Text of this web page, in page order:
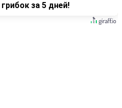
за 5 дней!